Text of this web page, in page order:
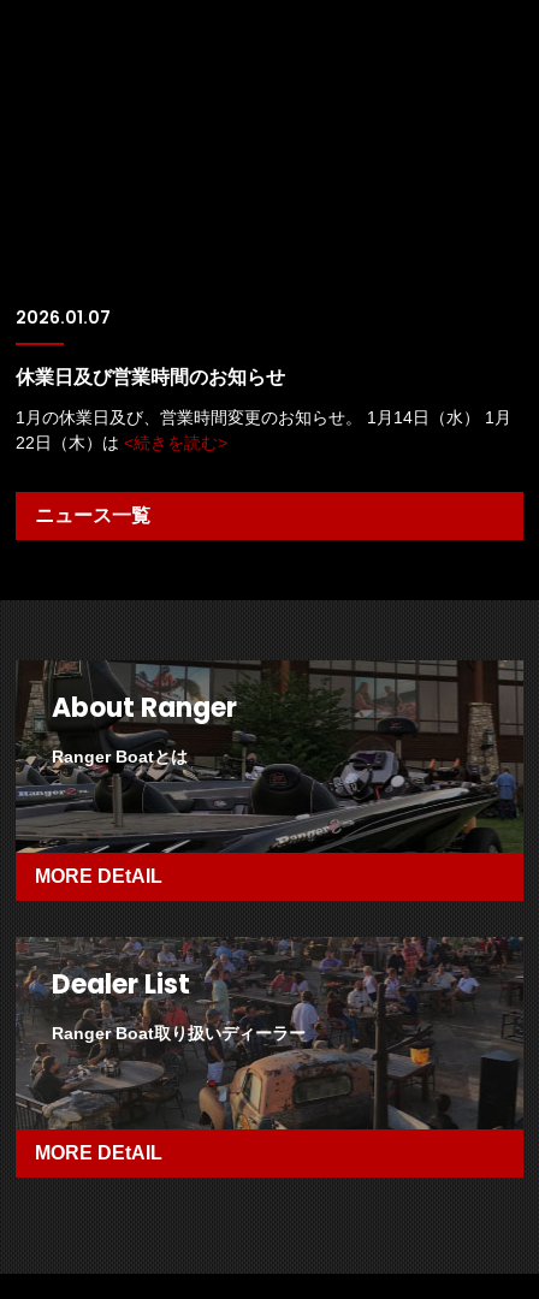
2026.01.07
休業日及び営業時間のお知らせ
1月の休業日及び、営業時間変更のお知らせ。 1月14日（水） 1月
22日（木）は<続きを読む>
ニュース一覧
About Ranger
Ranger Boatとは
MORE DEtAIL
Dealer List
Ranger Boat取り扱いディーラー
MORE DEtAIL